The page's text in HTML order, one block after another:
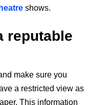
shows.
reputable
make sure you
a restricted view as
This information